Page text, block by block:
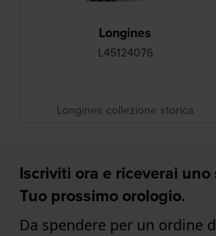
Longines
L45124076
Longines collezione storica
Iscriviti ora e riceverai
Tuo prossimo orologio.
Da spendere per un ordine